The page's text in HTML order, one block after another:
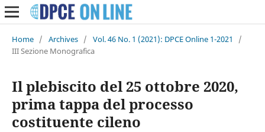
Home / Archives / Vol. 46 No. 1 (2021): DPCE Online 1-2021
/
III Sezione Monografica
Il plebiscito del 25 ottobre 2020,
prima tappa del processo
costituente cileno